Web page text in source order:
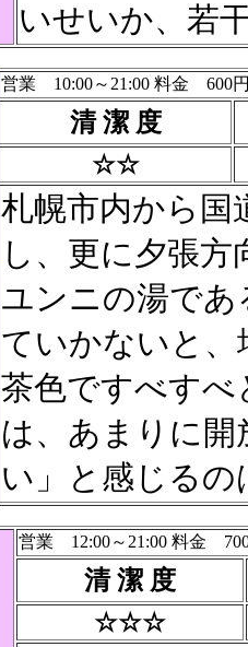
いせいか、若
営業 10:00～21:00 料金 600
清 潔 度
☆☆
札幌市内から国
し、更に夕張
ユンニの湯で
ていかないと
茶色ですべすべ
は、あまりに
い」と感じる
営業 12:00～21:00 料金
清 潔 度
☆☆☆